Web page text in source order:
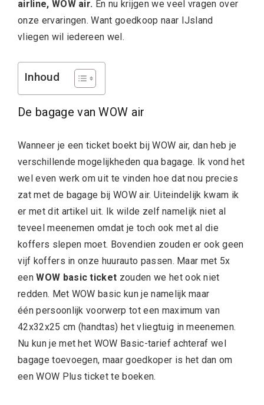
airline, WOW air. En nu krijgen we veel vragen over
onze ervaringen. Want goedkoop naar IJsland
vliegen wil iedereen wel.
Inhoud
De bagage van WOW air
Wanneer je een ticket boekt bij WOW air, dan heb je
verschillende mogelijkheden qua bagage. Ik vond het
wel even werk om uit te vinden hoe dat nou precies
zat met de bagage bij WOW air. Uiteindelijk kwam ik
er met dit artikel uit. Ik wilde zelf namelijk niet al
teveel meenemen omdat je toch ook met al die
koffers slepen moet. Bovendien zouden er ook geen
vijf koffers in onze huurauto passen. Maar met 5x
eenWOW basic ticket zouden we het ook niet
redden. Met WOW basic kun je namelijk maar
één persoonlijk voorwerp tot een maximum van
42x32x25 cm (handtas) het vliegtuig in meenemen.
Nu kun je met het WOW Basic-tarief achteraf wel
bagage toevoegen, maar goedkoper is het dan om
een WOW Plus ticket te boeken.